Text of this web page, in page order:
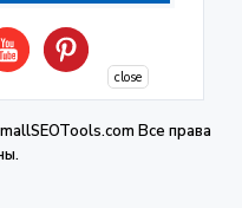
Все права
close